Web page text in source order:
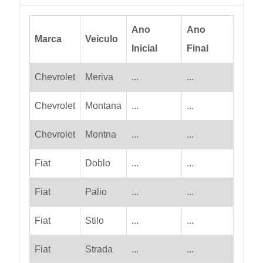
Marca Veiculo
Ano
Inicial
Ano
Final
Chevrolet Meriva ... ...
Chevrolet Montana ... ...
Chevrolet Montna ... ...
Fiat Doblo ... ...
Fiat Palio ... ...
Fiat Stilo ... ...
Fiat Strada ... ...